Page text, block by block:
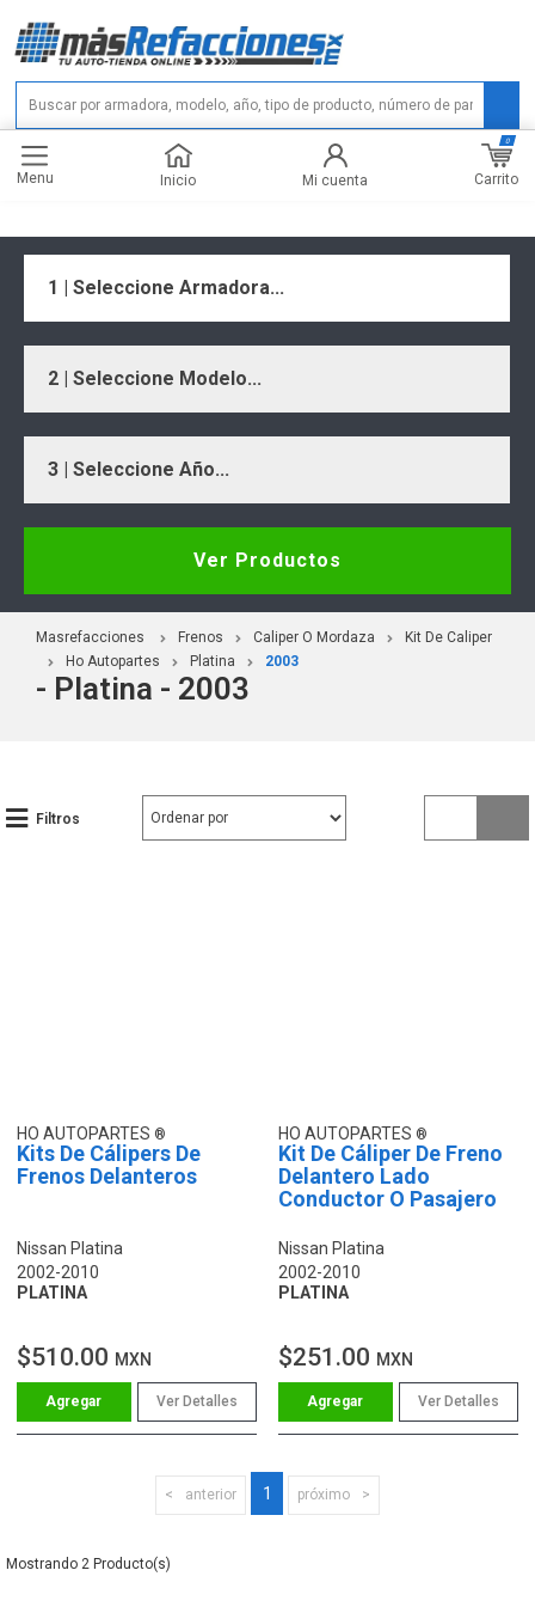
Menu Inicio Mi cuenta Carrito
0
1 | Seleccione Armadora...
2 | Seleccione Modelo...
3 | Seleccione Año...
Ver Productos
Masrefacciones Frenos Caliper O Mordaza
Kit De Caliper
Ho Autopartes
Platina 2003
- Platina - 2003
Filtros
HO AUTOPARTES
Kits De Cálipers De
Frenos Delanteros
Nissan Platina
2002-2010
PLATINA
$510.00 MXN
Ver Detalles
HO AUTOPARTES
Kit De Cáliper De Freno
Delantero Lado
Conductor O Pasajero
Nissan Platina
2002-2010
PLATINA
$251.00 MXN
Ver Detalles
anterior 1 próximo
2